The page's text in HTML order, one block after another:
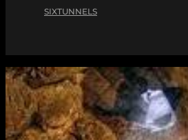
SIXTUNNELS